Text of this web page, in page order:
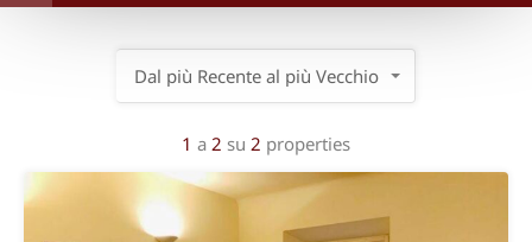
1 a 2 su 2 properties
Dal più Recente al più Vecchio